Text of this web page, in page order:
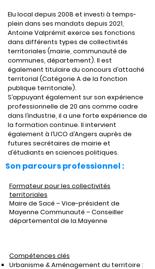
Elu local depuis 2008 et investi à temps-
plein dans ses mandats depuis 2021,
Antoine Valprémit exerce ses fonctions
dans différents types de collectivités
territoriales (mairie, communauté de
communes, département). Il est
également titulaire du concours d’attaché
territorial (Catégorie A de la fonction
publique territoriale).
S’appuyant également sur son expérience
professionnelle de 20 ans comme cadre
dans l’industrie, il a une forte expérience de
la formation continue. Il intervient
également à l’UCO d’Angers auprès de
futures secrétaires de mairie et
d’étudiants en sciences politiques.
Son parcours professionnel :
Formateur pour les collectivités
territoriales
Maire de Sacé – Vice-président de
Mayenne Communauté – Conseiller
départemental de la Mayenne
Compétences clés
Urbanisme & Aménagement du territoire :